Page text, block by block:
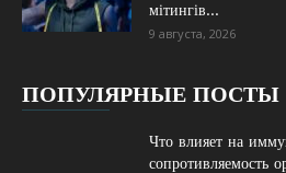
мітингів...
9 августа, 2026
ПОПУЛЯРНЫЕ ПОСТЫ
Что влияет на
сопротивляемость